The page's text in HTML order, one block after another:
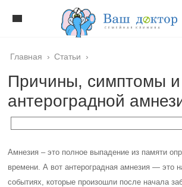
Главная › Статьи ›
Причины, симптомы
антероградной
Амнезия – это полное выпадение из памяти
времени. А вот антероградная амнезия — это
событиях, которые произошли после начала